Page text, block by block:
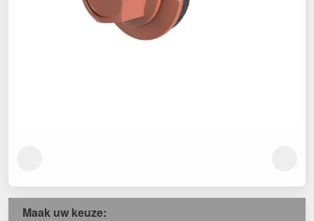
Maak uw keuze: